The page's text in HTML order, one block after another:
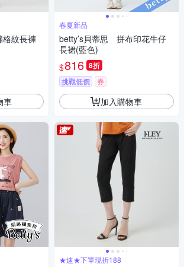
紋長褲
車
春夏新品
betty’s貝蒂思 拼布印花牛仔
長裙(藍色)
$816 8折
挑戰低價 券
加入購物車
★速★下單現折188